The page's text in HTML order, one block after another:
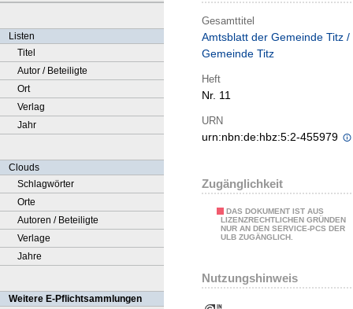
Listen
Titel
Autor / Beteiligte
Ort
Verlag
Jahr
Clouds
Schlagwörter
Orte
Autoren / Beteiligte
Verlage
Jahre
Weitere E-Pflichtsammlungen
Gesamttitel
Amtsblatt der Gemeinde Titz /
Gemeinde Titz
Heft
Nr. 11
URN
urn:nbn:de:hbz:5:2-455979
Zugänglichkeit
DAS DOKUMENT IST AUS
LIZENZRECHTLICHEN GRÜNDEN
NUR AN DEN SERVICE-PCS DER
ULB ZUGÄNGLICH.
Nutzungshinweis